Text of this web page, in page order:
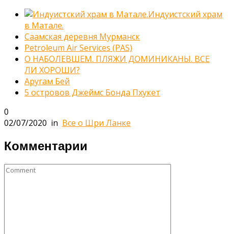
Индуистский храм
в Матале.
Саамская деревня Мурманск
Petroleum Air Services (РАS)
О НАБОЛЕВШЕМ. ПЛЯЖИ ДОМИНИКАНЫ. ВСЕ
ЛИ ХОРОШИ?
Аругам Бей
5 островов Джеймс Бонда Пхукет
0
02/07/2020 in Все о Шри Ланке
Комментарии